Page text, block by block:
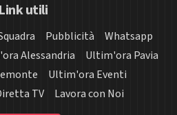
Link utili
Pubblicità
Whatsapp
Alessandria
Ultim'ora Pavia
Ultim'ora Eventi
TV Lavora con Noi